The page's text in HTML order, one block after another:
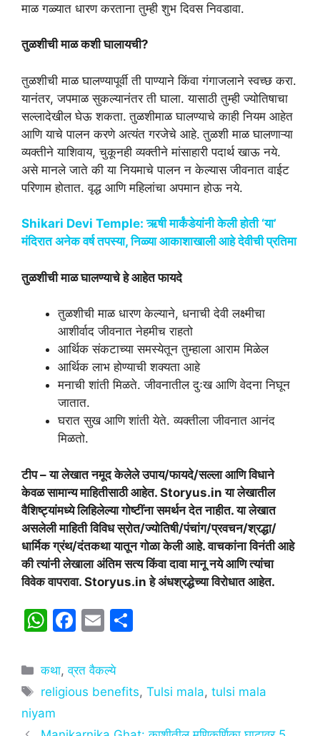
माळ गळ्यात धारण करताना तुम्ही शुभ दिवस निवडावा.
तुळशीची माळ कशी घालायची?
तुळशीची माळ घालण्यापूर्वी ती पाण्याने किंवा गंगाजलाने स्वच्छ करा.
यानंतर, जपमाळ सुकल्यानंतर ती घाला. यासाठी तुम्ही ज्योतिषाचा
सल्लादेखील घेऊ शकता. तुळशीमाळ घालण्याचे काही नियम आहेत
आणि याचे पालन करणे अत्यंत गरजेचे आहे. तुळशी माळ घालणाऱ्या
व्यक्तीने याशिवाय, चुकूनही व्यक्तीने मांसाहारी पदार्थ खाऊ नये.
असे मानले जाते की या नियमाचे पालन न केल्यास जीवनात वाईट
परिणाम होतात. वृद्ध आणि महिलांचा अपमान होऊ नये.
Shikari Devi Temple: ऋषी मार्कंडेयांनी केली होती ‘या’
मंदिरात अनेक वर्ष तपस्या, निळ्या आकाशाखाली आहे देवीची प्रतिमा
तुळशीची माळ घालण्याचे हे आहेत फायदे
तुळशीची माळ धारण केल्याने, धनाची देवी लक्ष्मीचा
आशीर्वाद जीवनात नेहमीच राहतो
आर्थिक संकटाच्या समस्येतून तुम्हाला आराम मिळेल
आर्थिक लाभ होण्याची शक्यता आहे
मनाची शांती मिळते. जीवनातील दुःख आणि वेदना निघून
जातात.
घरात सुख आणि शांती येते. व्यक्तीला जीवनात आनंद
मिळतो.
टीप – या लेखात नमूद केलेले उपाय/फायदे/सल्ला आणि विधाने
केवळ सामान्य माहितीसाठी आहेत. Storyus.in या लेखातील
वैशिष्ट्यांमध्ये लिहिलेल्या गोष्टींना समर्थन देत नाहीत. या लेखात
असलेली माहिती विविध स्रोत/ज्योतिषी/पंचांग/प्रवचन/श्रद्धा/
धार्मिक ग्रंथ/दंतकथा यातून गोळा केली आहे. वाचकांना विनंती आहे
की त्यांनी लेखाला अंतिम सत्य किंवा दावा मानू नये आणि त्यांचा
विवेक वापरावा. Storyus.in हे अंधश्रद्धेच्या विरोधात आहेत.
W
at
s
A
F
c
e
E
ai
l
e
Categories
कथा,व्रत वैकल्ये
Tags
religious benefits,Tulsi mala,tulsi mala
niyam